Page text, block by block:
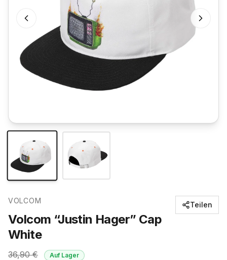
VOLCOM
Volcom “Justin Hager” Cap
White
36,90€ Auf Lager
Teilen